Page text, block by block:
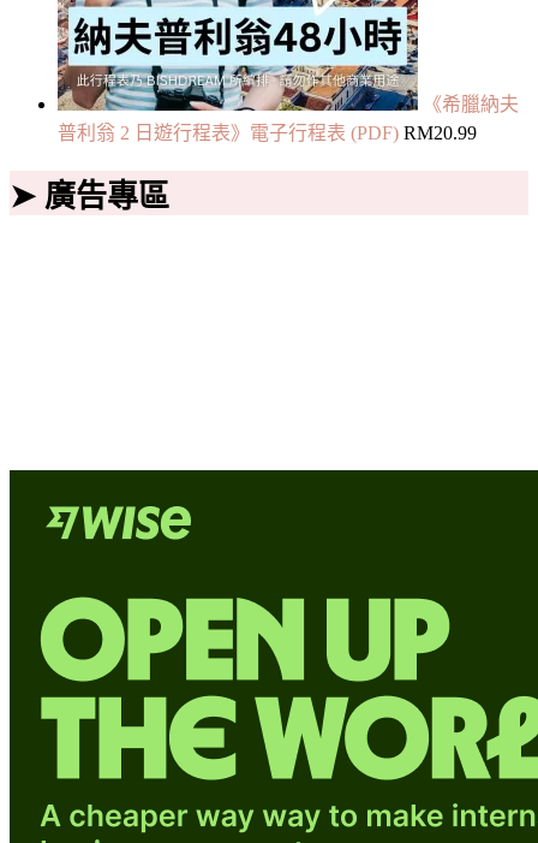
《希臘納夫
普利翁 2 日遊行程表》電子行程表 (PDF) RM20.99
➤ 廣告專區